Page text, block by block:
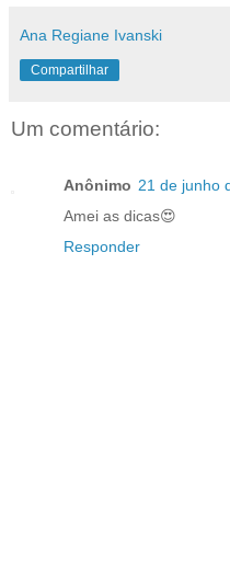
Ana Regiane Ivanski
Compartilhar
Um comentário:
Anônimo 21 de junho
Amei as dicas😍
Responder